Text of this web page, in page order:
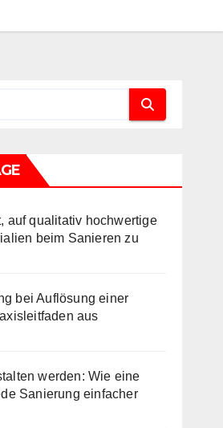
auf qualitativ hochwertige
beim Sanieren zu
bei Auflösung einer
aus
werden: Wie eine
Sanierung einfacher